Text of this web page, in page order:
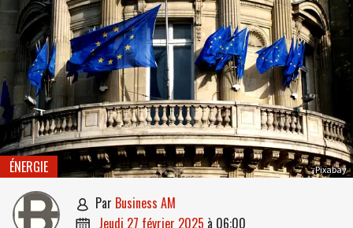
Pixabay
ÉNERGIE
 par Business AM
jeudi 27 février 2025 à 06:00